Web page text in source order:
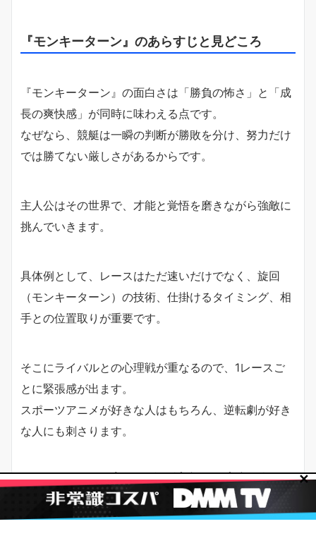
『モンキーターン』のあらすじと見どころ
『モンキーターン』の面白さは「勝負の怖さ」と「成
長の爽快感」が同時に味わえる点です。
なぜなら、競艇は一瞬の判断が勝敗を分け、努力だけ
では勝てない厳しさがあるからです。
主人公はその世界で、才能と覚悟を磨きながら強敵に
挑んでいきます。
具体例として、レースはただ速いだけでなく、旋回
（モンキーターン）の技術、仕掛けるタイミング、相
手との位置取りが重要です。
そこにライバルとの心理戦が重なるので、1レースご
とに緊張感が出ます。
スポーツアニメが好きな人はもちろん、逆転劇が好き
な人にも刺さります。
キャラクター・声優一覧（波多野・青島・洞口
ほか）
✕